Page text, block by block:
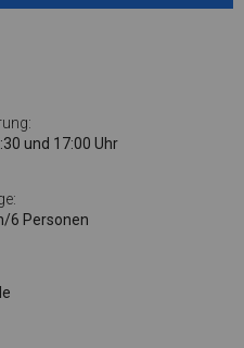
und 17:00 Uhr
6 Personen